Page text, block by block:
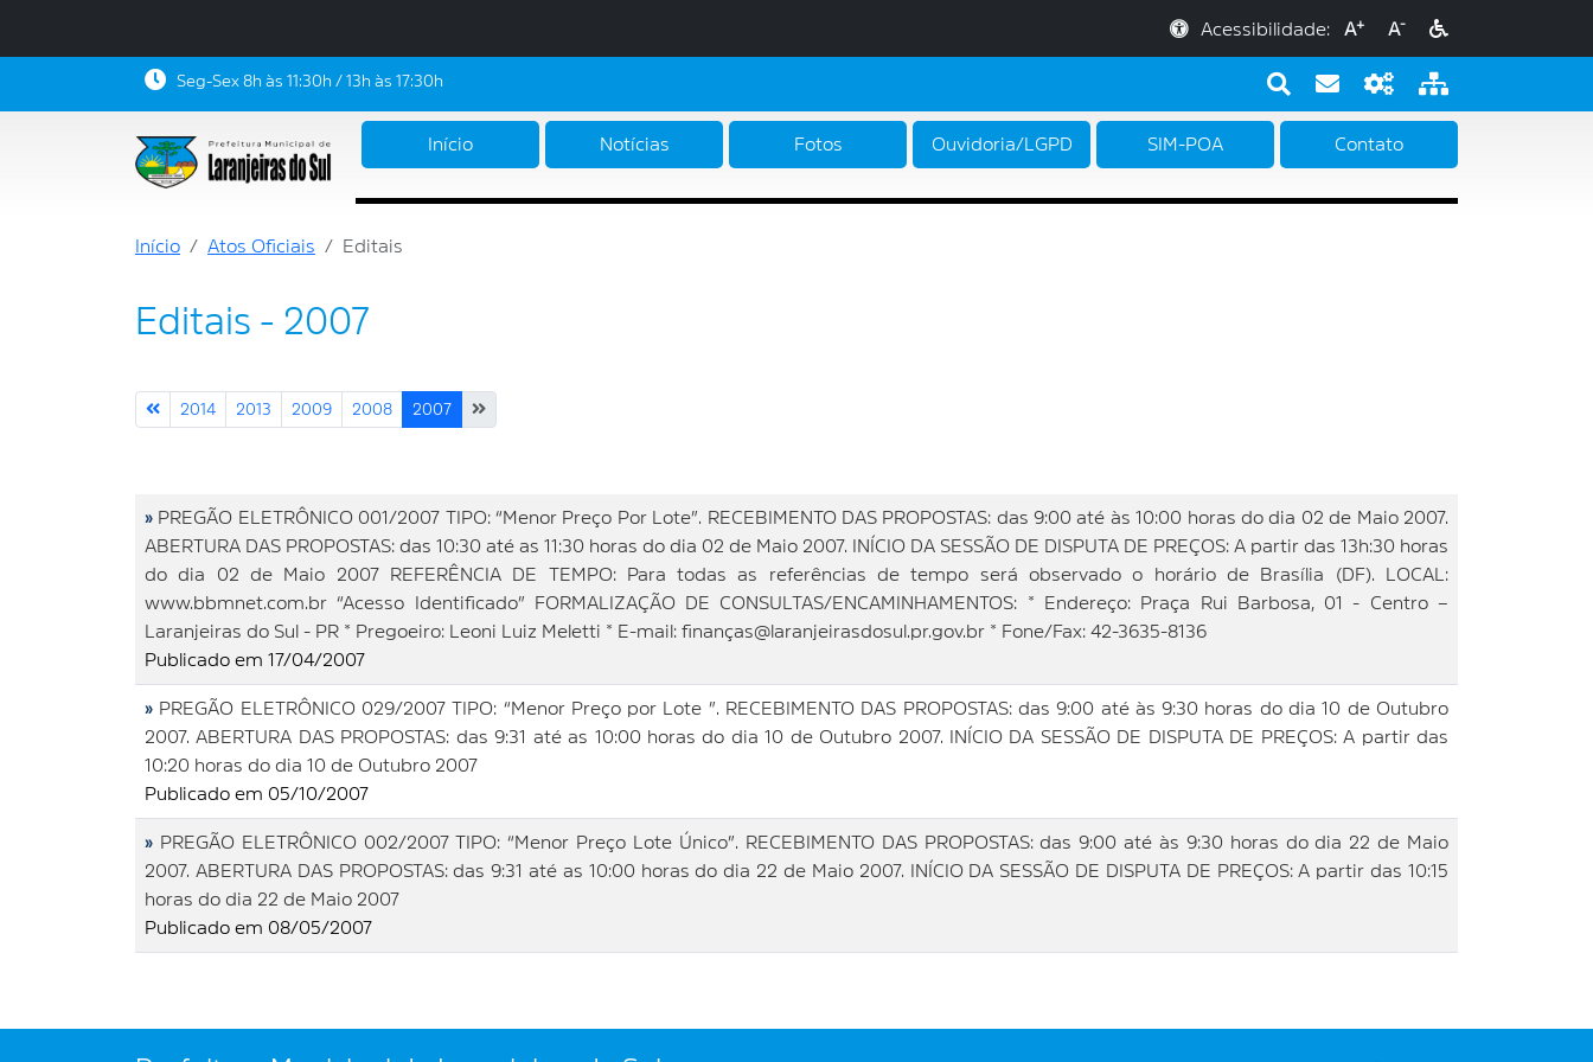
Acessibilidade: A+ A-
Seg-Sex 8h às 11:30h / 13h às 17:30h
Início Notícias Fotos Ouvidoria/LGPD SIM-POA Contato
Início Atos Oficiais Editais
Editais - 2007
2014 2013 2009 2008 2007
» PREGÃO ELETRÔNICO 001/2007 TIPO: “Menor Preço Por Lote”. RECEBIMENTO DAS PROPOSTAS: das 9:00 até às 10:00 horas do dia 02 de Maio 2007.
ABERTURA DAS PROPOSTAS: das 10:30 até as 11:30 horas do dia 02 de Maio 2007. INÍCIO DA SESSÃO DE DISPUTA DE PREÇOS: A partir das 13h:30 horas
do dia 02 de Maio 2007 REFERÊNCIA DE TEMPO: Para todas as referências de tempo será observado o horário de Brasília (DF). LOCAL:
www.bbmnet.com.br “Acesso Identificado” FORMALIZAÇÃO DE CONSULTAS/ENCAMINHAMENTOS: * Endereço: Praça Rui Barbosa, 01 - Centro –
Laranjeiras do Sul - PR * Pregoeiro: Leoni Luiz Meletti * E-mail: finanças@laranjeirasdosul.pr.gov.br * Fone/Fax: 42-3635-8136
Publicado em 17/04/2007
» PREGÃO ELETRÔNICO 029/2007 TIPO: “Menor Preço por Lote ”. RECEBIMENTO DAS PROPOSTAS: das 9:00 até às 9:30 horas do dia 10 de Outubro
2007. ABERTURA DAS PROPOSTAS: das 9:31 até as 10:00 horas do dia 10 de Outubro 2007. INÍCIO DA SESSÃO DE DISPUTA DE PREÇOS: A partir das
10:20 horas do dia 10 de Outubro 2007
Publicado em 05/10/2007
» PREGÃO ELETRÔNICO 002/2007 TIPO: “Menor Preço Lote Único”. RECEBIMENTO DAS PROPOSTAS: das 9:00 até às 9:30 horas do dia 22 de Maio
2007. ABERTURA DAS PROPOSTAS: das 9:31 até as 10:00 horas do dia 22 de Maio 2007. INÍCIO DA SESSÃO DE DISPUTA DE PREÇOS: A partir das 10:15
horas do dia 22 de Maio 2007
Publicado em 08/05/2007